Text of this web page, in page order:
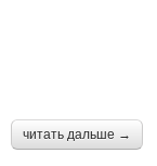
читать дальше →